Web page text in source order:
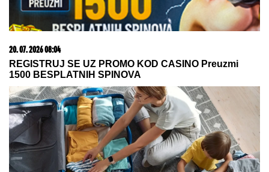
06. 08. 2026 09:39
Marija (3) se igrala u dvorištu i samo je nestala: Posle
42 godine otac je pronašao, zanemeo je kada je saznao
gde je bila